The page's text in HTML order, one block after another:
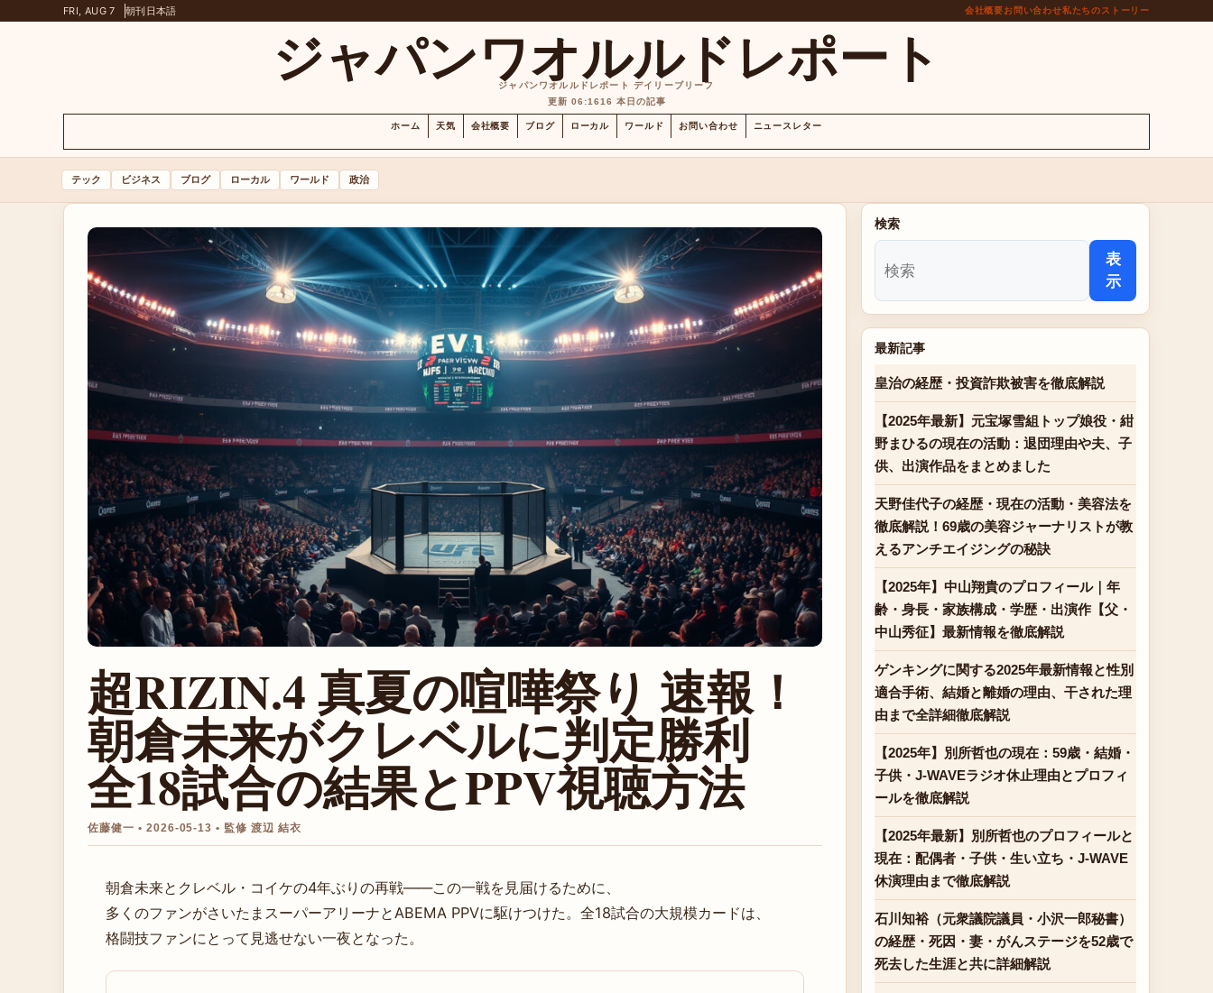
FRI, AUG 7 朝刊 日本語 会社概要お問い合わせ私たちのストーリー
ジャパンワオルルドレポート
ジャパンワオルルドレポート デイリーブリーフ
更新 06:1616 本日の記事
ホーム 天気 会社概要 ブログ ローカル ワールド お問い合わせ ニュースレター
テック ビジネス ブログ ローカル ワールド 政治
超RIZIN.4 真夏の喧嘩祭り 速報！
朝倉未来がクレベルに判定勝利
全18試合の結果とPPV視聴方法
佐藤健一 • 2026-05-13 • 監修 渡辺 結衣
朝倉未来とクレベル・コイケの4年ぶりの再戦——この一戦を見届けるために、
多くのファンがさいたまスーパーアリーナとABEMA PPVに駆けつけた。全18試合の大規模カードは、
格闘技ファンにとって見逃せない一夜となった。
検索
表
示
最新記事
皇治の経歴・投資詐欺被害を徹底解説
【2025年最新】元宝塚雪組トップ娘役・紺
野まひるの現在の活動：退団理由や夫、子
供、出演作品をまとめました
天野佳代子の経歴・現在の活動・美容法を
徹底解説！69歳の美容ジャーナリストが教
えるアンチエイジングの秘訣
【2025年】中山翔貴のプロフィール｜年
齢・身長・家族構成・学歴・出演作【父・
中山秀征】最新情報を徹底解説
ゲンキングに関する2025年最新情報と性別
適合手術、結婚と離婚の理由、干された理
由まで全詳細徹底解説
【2025年】別所哲也の現在：59歳・結婚・
子供・J-WAVEラジオ休止理由とプロフィ
ールを徹底解説
【2025年最新】別所哲也のプロフィールと
現在：配偶者・子供・生い立ち・J-WAVE
休演理由まで徹底解説
石川知裕（元衆議院議員・小沢一郎秘書）
の経歴・死因・妻・がんステージを52歳で
死去した生涯と共に詳細解説